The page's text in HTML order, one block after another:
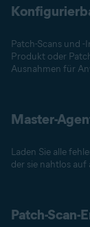
Patch-Scans und
Produkt oder
Ausnahmen für
Master-
Laden Sie alle
der sie nahtlos
Patch-Scan-